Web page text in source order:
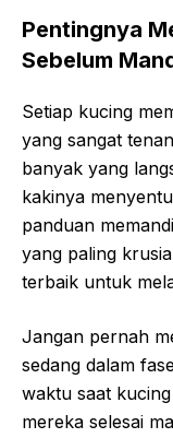
Pentingnya
Sebelum
Setiap kucing
yang sangat
banyak yang
kakinya
panduan
yang paling
terbaik untuk
Jangan pernah
sedang dalam
waktu saat
mereka selesai